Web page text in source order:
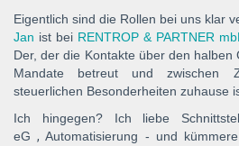
Eigentlich sind die Rollen bei uns klar
Jan ist bei RENTROP & PARTNER
Der, der die Kontakte über den
Mandate betreut und zwischen
steuerlichen Besonderheiten zuhause
Ich hingegen? Ich liebe
eG,Automatisierung - und